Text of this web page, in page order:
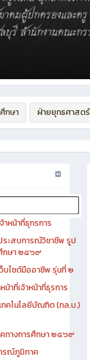
หน้าที่ธุกรการ
ะสบการณ์วิชาชีพ รูป
กษา ๒๕๖๙
ไซต์มืออาชีพ รุ่นที่ ๒
าที่เจ้าหน้าที่ธุรการ
โนโลยีบัณฑิต (ทล.บ.)